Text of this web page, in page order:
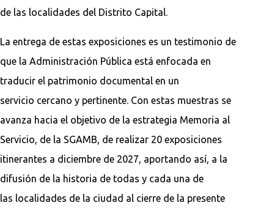
de las localidades del Distrito Capital.
La entrega de estas exposiciones es un testimonio de
que la Administración Pública está enfocada en
traducir el patrimonio documental en un
servicio cercano y pertinente. Con estas muestras se
avanza hacia el objetivo de la estrategia Memoria al
Servicio, de la SGAMB, de realizar 20 exposiciones
itinerantes a diciembre de 2027, aportando así, a la
difusión de la historia de todas y cada una de
las localidades de la ciudad al cierre de la presente